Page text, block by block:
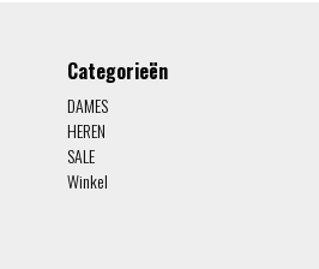
Categorieën
DAMES
HEREN
SALE
Winkel